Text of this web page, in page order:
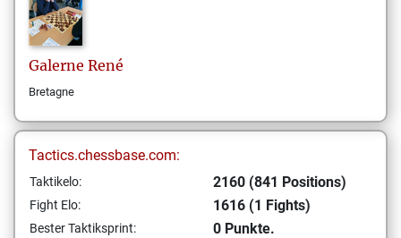
Galerne René
Bretagne
Tactics.chessbase.com:
Taktikelo: 2160 (841 Positions)
Fight Elo: 1616 (1 Fights)
Bester Taktiksprint: 0 Punkte.